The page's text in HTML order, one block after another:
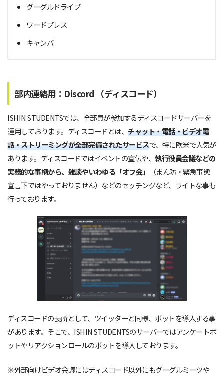
グーグルドライブ
ワードプレス
キャンバ
部内連絡用：Discord （ディスコード）
ISHIN STUDENTSでは、全部員が参加するディスコードサーバーを
運用しております。ディスコードとは、 チャット・電話・ビデオ電
話・ストリーミングが全部完備されたサービスで、特に欧米で人気が
あります。ディスコードではイベントの宣伝や、 執行役員会議などの
実務的な事柄から、雑談やいわゆる「オフ会」
（まん防・緊急事態
宣言下ではやっておりません）などのセッチングなど、ライトな事も
行っております。
ディスコードの長所として、ツイッターと同様、ボットを導入する事
があります。そこで、ISHIN STUDENTSのサーバーではアンケートボ
ットやリアクションロールのボットを導入しております。
※外部向けビデオ会議にはディスコード以外にもグーグルミーツや